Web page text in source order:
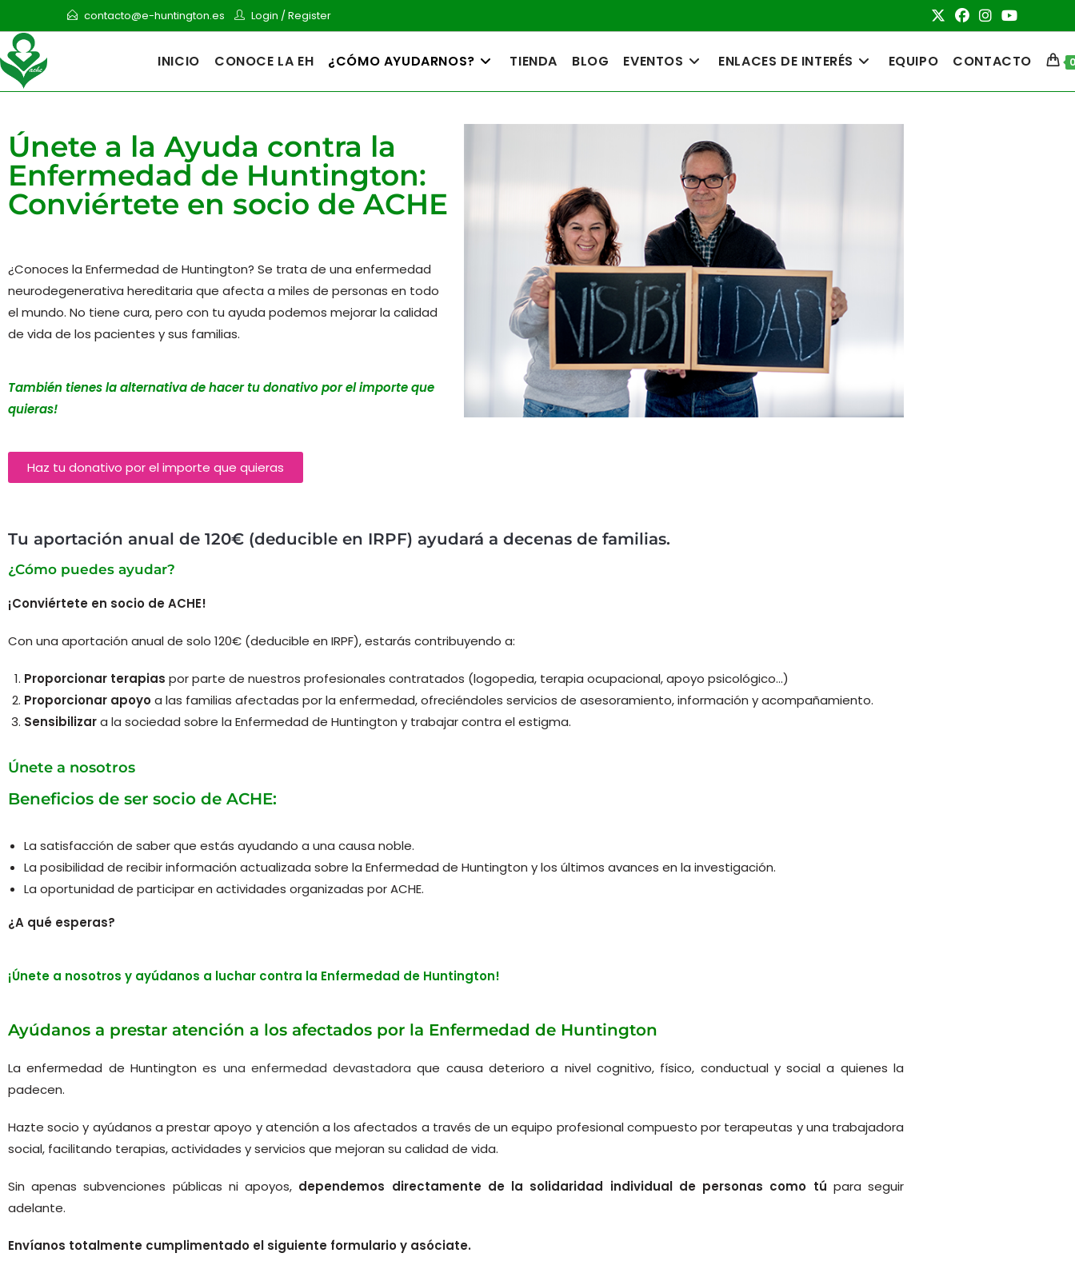
contacto@e-huntington.es Login /Register
INICIO CONOCE LA EH ¿CÓMO AYUDARNOS? TIENDA BLOG EVENTOS ENLACES DE INTERÉS EQUIPO CONTACTO 0
Únete a la Ayuda contra la
Enfermedad de Huntington:
Conviértete en socio de ACHE
¿Conoces la Enfermedad de Huntington? Se trata de una enfermedad
neurodegenerativa hereditaria que afecta a miles de personas en todo
el mundo. No tiene cura, pero con tu ayuda podemos mejorar la calidad
de vida de los pacientes y sus familias.
También tienes la alternativa de hacer tu donativo por el importe que
quieras!
Haz tu donativo por el importe que quieras
Tu aportación anual de 120€ (deducible en IRPF) ayudará a decenas de familias.
¿Cómo puedes ayudar?
¡Conviértete en socio de ACHE!
Con una aportación anual de solo 120€ (deducible en IRPF), estarás contribuyendo a:
Proporcionar terapias por parte de nuestros profesionales contratados (logopedia, terapia ocupacional, apoyo psicológico…)
Proporcionar apoyoa las familias afectadas por la enfermedad, ofreciéndoles servicios de asesoramiento, información y acompañamiento.
Sensibilizara la sociedad sobre la Enfermedad de Huntington y trabajar contra el estigma.
Únete a nosotros
Beneficios de ser socio de ACHE:
La satisfacción de saber que estás ayudando a una causa noble.
La posibilidad de recibir información actualizada sobre la Enfermedad de Huntington y los últimos avances en la investigación.
La oportunidad de participar en actividades organizadas por ACHE.
¿A qué esperas?
¡Únete a nosotros y ayúdanos a luchar contra la Enfermedad de Huntington!
Ayúdanos a prestar atención a los afectados por la Enfermedad de Huntington
La enfermedad de Huntingtones una enfermedad devastadora que causa deterioro a nivel cognitivo, físico, conductual y social a quienes la
padecen.
Hazte socio y ayúdanos a prestar apoyo y atención a los afectados a través de un equipo profesional compuesto por terapeutas y una trabajadora
social, facilitando terapias, actividades y servicios que mejoran su calidad de vida.
Sin apenas subvenciones públicas ni apoyos, dependemos directamente de la solidaridad individual de personas como tú para seguir
adelante.
Envíanos totalmente cumplimentado el siguiente formulario y asóciate.